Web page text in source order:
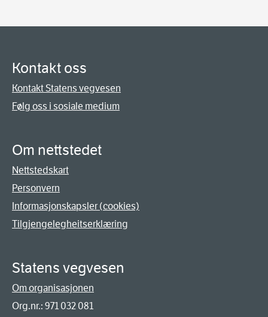
Kontakt oss
Kontakt Statens vegvesen
Følg oss i sosiale medium
Om nettstedet
Nettstedskart
Personvern
Informasjonskapsler (cookies)
Tilgjengelegheitserklæring
Statens vegvesen
Om organisasjonen
Org.nr.: 971 032 081